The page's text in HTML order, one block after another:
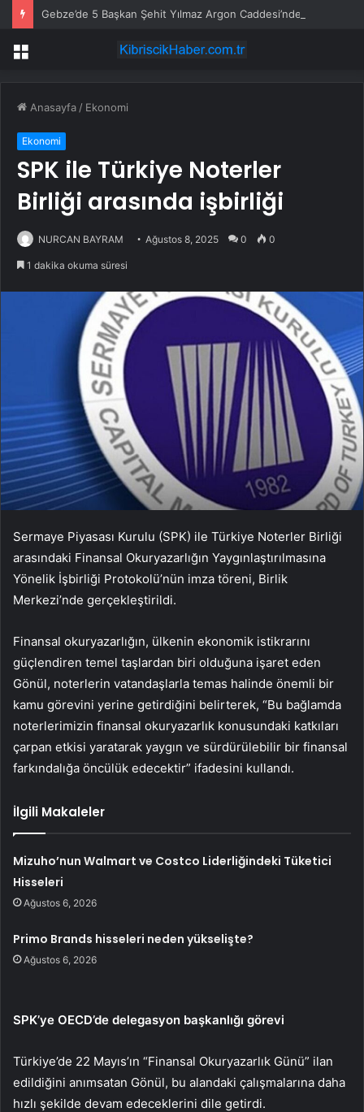
Gebze’de 5 Başkan Şehit Yılmaz Argon Caddesi’nde
Menü
Anasayfa / Ekonomi
Ekonomi
SPK ile Türkiye Noterler
Birliği arasında işbirliği
NURCAN BAYRAM Ağustos 8, 2025 0 0
1 dakika okuma süresi
Sermaye Piyasası Kurulu (SPK) ile Türkiye Noterler Birliği
arasındaki Finansal Okuryazarlığın Yaygınlaştırılmasına
Yönelik İşbirliği Protokolü’nün imza töreni, Birlik
Merkezi’nde gerçekleştirildi.
Finansal okuryazarlığın, ülkenin ekonomik istikrarını
güçlendiren temel taşlardan biri olduğuna işaret eden
Gönül, noterlerin vatandaşlarla temas halinde önemli bir
kamu görevini yerine getirdiğini belirterek, “Bu bağlamda
noterlerimizin finansal okuryazarlık konusundaki katkıları
çarpan etkisi yaratarak yaygın ve sürdürülebilir bir finansal
farkındalığa öncülük edecektir” ifadesini kullandı.
İlgili Makaleler
Mizuho’nun Walmart ve Costco Liderliğindeki Tüketici
Hisseleri
Ağustos 6, 2026
Primo Brands hisseleri neden yükselişte?
Ağustos 6, 2026
SPK’ye OECD’de delegasyon başkanlığı görevi
Türkiye’de 22 Mayıs’ın “Finansal Okuryazarlık Günü” ilan
edildiğini anımsatan Gönül, bu alandaki çalışmalarına daha
hızlı şekilde devam edeceklerini dile getirdi.